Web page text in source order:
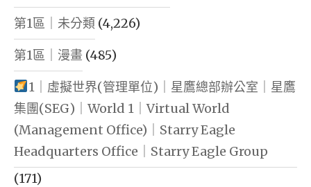
第1區｜未分類 (4,226)
第1區｜漫畫 (485)
1｜虛擬世界(管理單位)｜星鷹總部辦公室｜星鷹
集團(SEG)｜World 1｜Virtual World
(Management Office)｜Starry Eagle
Headquarters Office｜Starry Eagle Group
(171)